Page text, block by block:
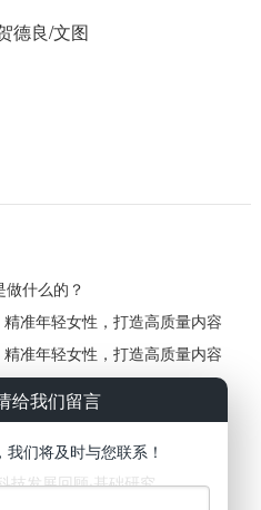
德良/文图
什么的？
准年轻女性，打造高质量内容
准年轻女性，打造高质量内容
发展回顾·基础研究
给我们留言
们将及时与您联系！